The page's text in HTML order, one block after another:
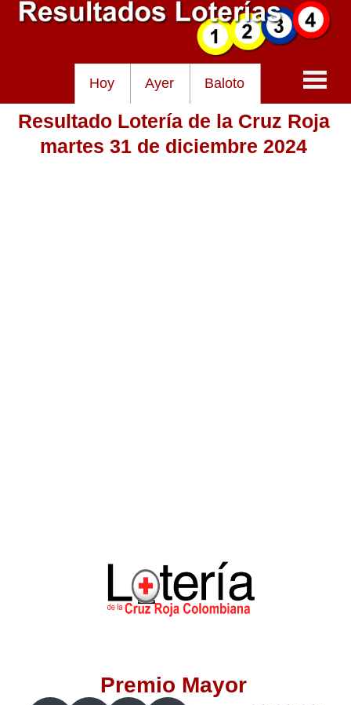
Hoy Ayer Baloto
Baloto
Lotería de Risaralda
Lotería de Santander
Resultado Lotería de la Cruz Roja
martes 31 de diciembre 2024
Premio Mayor